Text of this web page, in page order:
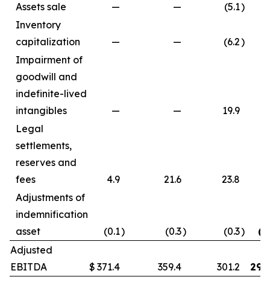
Assets sale
— — (5.1)
Inventory
capitalization
— — (6.2)
Impairment of
goodwill and
indefinite-lived
intangibles
— — 19.9
Legal
settlements,
reserves and
fees
4.9 21.6 23.8
Adjustments of
indemnification
asset
(0.1) (0.3) (0.3)
Adjusted
EBITDA
$ 371.4 359.4 301.2